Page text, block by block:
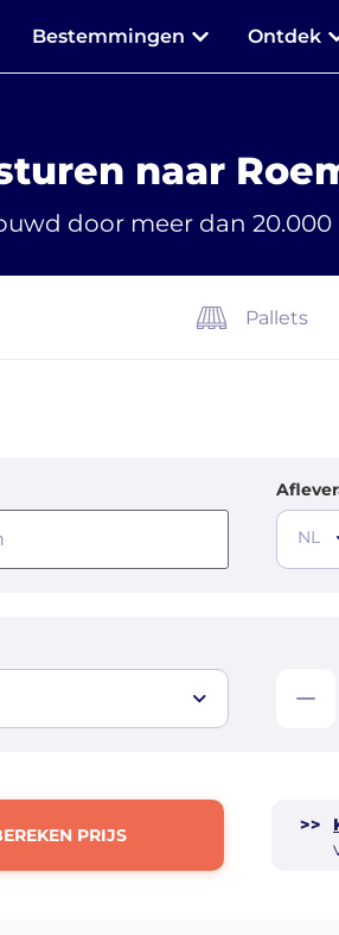
Bestemmingen Ontdek
naar
door meer dan
Pallets
NL
PRIJS >>